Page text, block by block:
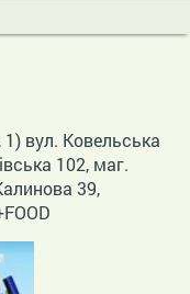
вул. Ковельська
102, маг.
39,